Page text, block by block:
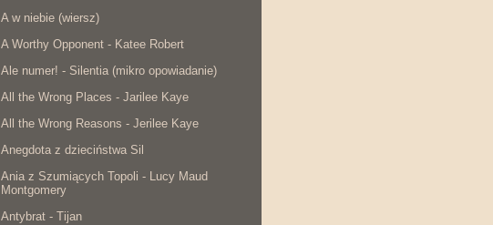
A w niebie (wiersz)
A Worthy Opponent - Katee Robert
Ale numer! - Silentia (mikro opowiadanie)
All the Wrong Places - Jarilee Kaye
All the Wrong Reasons - Jerilee Kaye
Anegdota z dzieciństwa Sil
Ania z Szumiących Topoli - Lucy Maud
Montgomery
Antybrat - Tijan